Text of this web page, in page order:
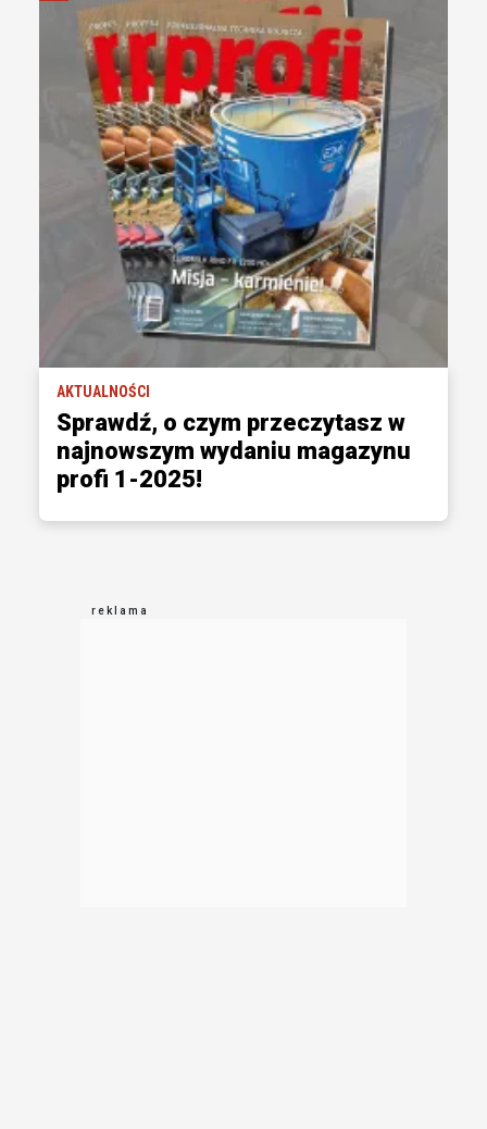
AKTUALNOŚCI
Sprawdź, o czym przeczytasz w
najnowszym wydaniu magazynu
profi 1-2025!